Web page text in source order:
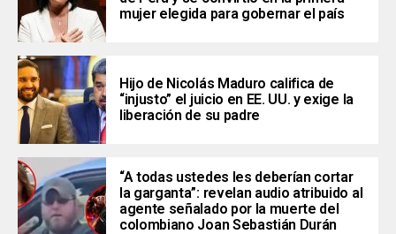
mujer elegida para gobernar el país
Hijo de Nicolás Maduro califica de
“injusto” el juicio en EE. UU. y exige la
liberación de su padre
“A todas ustedes les deberían cortar
la garganta”: revelan audio atribuido al
agente señalado por la muerte del
colombiano Joan Sebastián Durán